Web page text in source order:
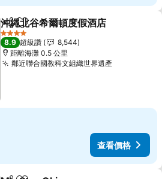
分享 加入我的最愛
沖繩北谷希爾頓度假酒店
4 星級
8.9 超級讚
8,544
距離海灘 0.5 公里
鄰近聯合國教科文組織世界遺產查看價格
查看價格